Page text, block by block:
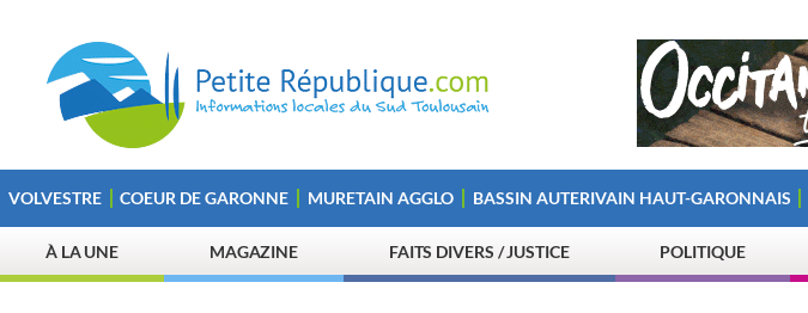
VOLVESTRE COEUR DE GARONNE MURETAIN AGGLO BASSIN AUTERIVAIN HAUT-GARONNAIS
À LA UNE MAGAZINE FAITS DIVERS / JUSTICE POLITIQUE